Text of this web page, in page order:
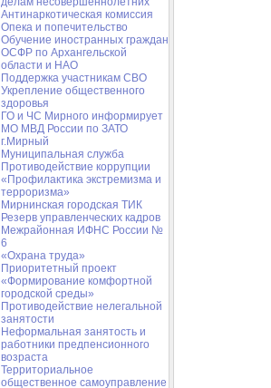
Антинаркотическая комиссия
Опека и попечительство
Обучение иностранных граждан
ОСФР по Архангельской
области и НАО
Поддержка участникам СВО
Укрепление общественного
здоровья
ГО и ЧС Мирного информирует
МО МВД России по ЗАТО
г.Мирный
Муниципальная cлужба
Противодействие коррупции
«Профилактика экстремизма и
терроризма»
Мирнинская городская ТИК
Резерв управленческих кадров
Межрайонная ИФНС России №
6
«Охрана труда»
Приоритетный проект
«Формирование комфортной
городской среды»
Противодействие нелегальной
занятости
Неформальная занятость и
работники предпенсионного
возраста
Территориальное
общественное самоуправление